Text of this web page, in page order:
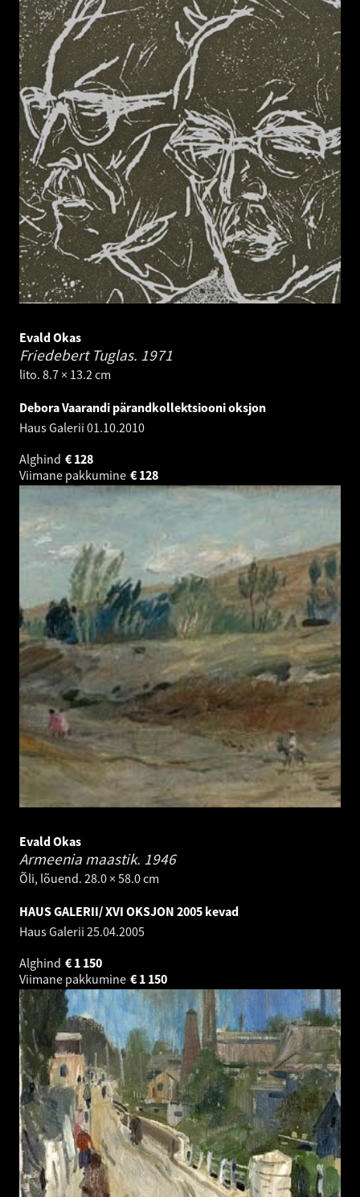
Evald Okas
Friedebert Tuglas. 1971
lito. 8.7 × 13.2 cm
Debora Vaarandi pärandkollektsiooni oksjon
Haus Galerii 01.10.2010
Alghind
128
€
Viimane pakkumine
128
€
Evald Okas
Armeenia maastik. 1946
Õli, lõuend. 28.0 × 58.0 cm
HAUS GALERII/ XVI OKSJON 2005 kevad
Haus Galerii 25.04.2005
Alghind
1 150
€
Viimane pakkumine
1 150
€